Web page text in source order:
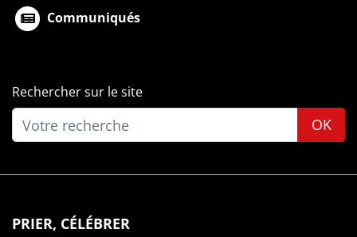
Communiqués
Rechercher sur le site
OK
PRIER, CÉLÉBRER